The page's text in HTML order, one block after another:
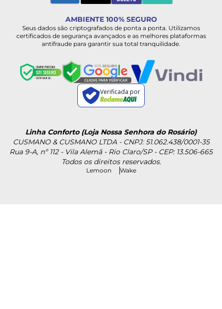
AMBIENTE 100% SEGURO
Seus dados são criptografados de ponta a ponta. Utilizamos
certificados de segurança avançados e as melhores plataformas
antifraude para garantir sua total tranquilidade.
Verificada por
Linha Conforto (Loja Nossa Senhora do Rosário)
CUSMANO & CUSMANO LTDA - CNPJ: 51.062.438/0001-35
Rua 9-A, nº 112 - Vila Alemã - Rio Claro/SP - CEP: 13.506-665
Todos os direitos reservados.
Lemoon Wake